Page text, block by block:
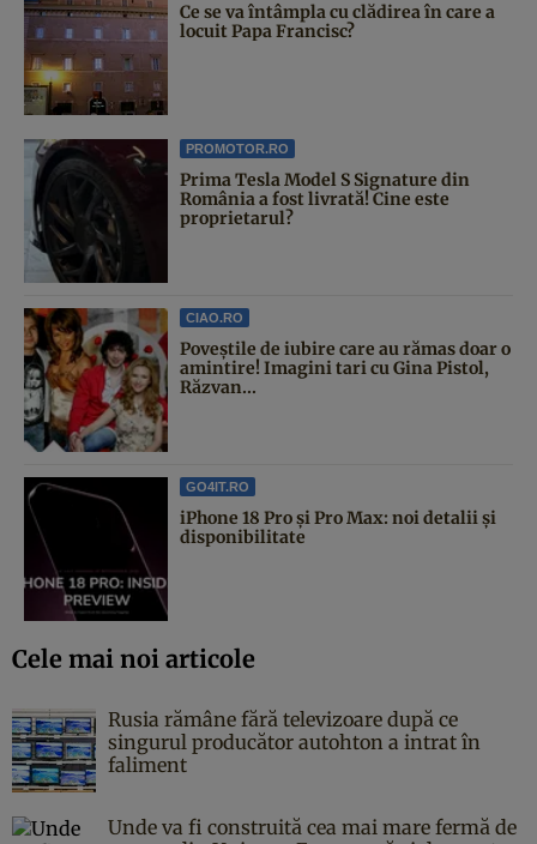
Ce se va întâmpla cu clădirea în care a
locuit Papa Francisc?
PROMOTOR.RO
Prima Tesla Model S Signature din
România a fost livrată! Cine este
proprietarul?
CIAO.RO
Poveştile de iubire care au rămas doar o
amintire! Imagini tari cu Gina Pistol,
Răzvan...
GO4IT.RO
iPhone 18 Pro și Pro Max: noi detalii și
disponibilitate
Cele mai noi articole
Rusia rămâne fără televizoare după ce
singurul producător autohton a intrat în
faliment
Unde va fi construită cea mai mare fermă de